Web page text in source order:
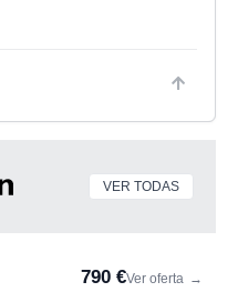
VER TODAS
790 €Ver oferta →